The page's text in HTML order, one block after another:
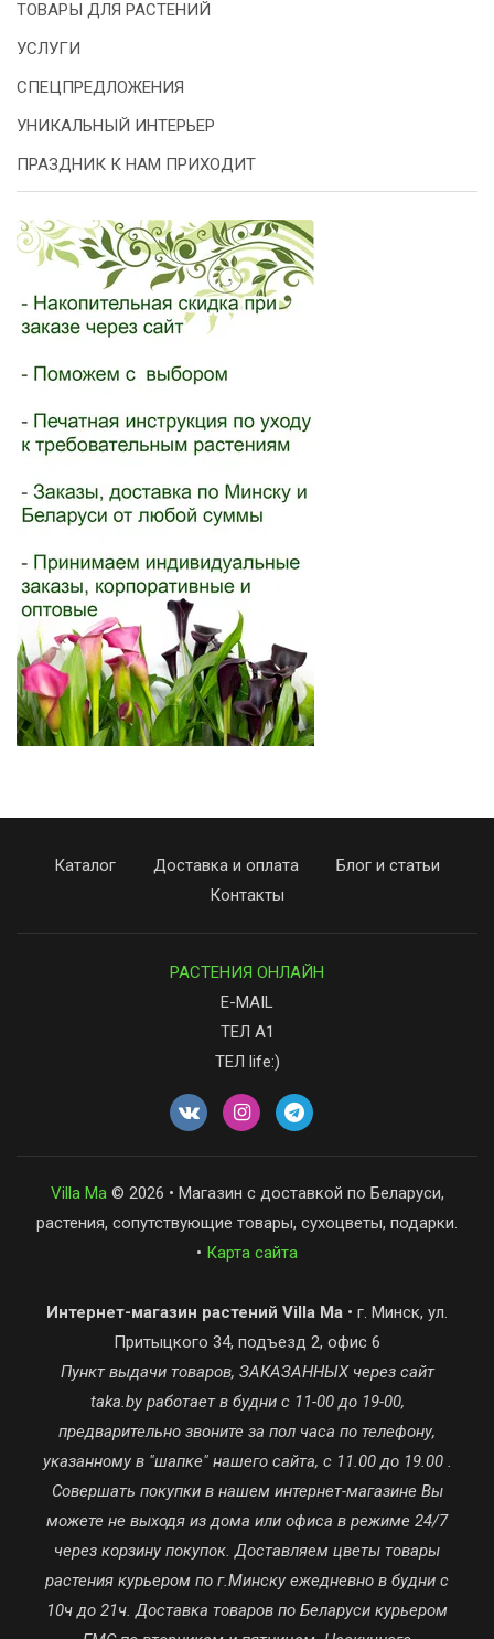
ТОВАРЫ ДЛЯ РАСТЕНИЙ
УСЛУГИ
СПЕЦПРЕДЛОЖЕНИЯ
УНИКАЛЬНЫЙ ИНТЕРЬЕР
ПРАЗДНИК К НАМ ПРИХОДИТ
Каталог Доставка и оплата
Блог и статьи
Контакты
РАСТЕНИЯ ОНЛАЙН
E-MAIL
ТЕЛ А1
ТЕЛ life:)
Villa Ma© 2026 • Магазин с доставкой по Беларуси,
растения, сопутствующие товары, сухоцветы, подарки.
• Карта сайта
Интернет-магазин растений Villa Ma • г. Минск, ул.
Притыцкого 34, подъезд 2, офис 6
Пункт выдачи товаров, ЗАКАЗАННЫХ через сайт
taka.by работает в будни с 11-00 до 19-00,
предварительно звоните за пол часа по телефону,
указанному в "шапке" нашего сайта, с 11.00 до 19.00 .
Совершать покупки в нашем интернет-магазине Вы
можете не выходя из дома или офиса в режиме 24/7
через корзину покупок. Доставляем цветы товары
растения курьером по г.Минску ежедневно в будни с
10ч до 21ч. Доставка товаров по Беларуси курьером